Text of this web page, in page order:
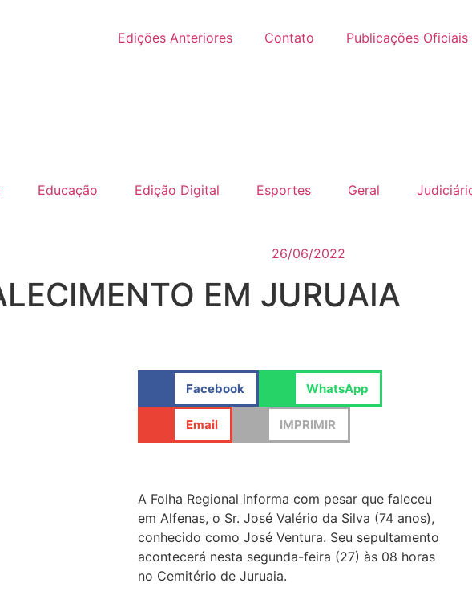
Edições Anteriores Contato
Publicações Oficiais
Educação Edição Digital Esportes Geral
26/06/2022
EM JURUAIA
Facebook WhatsApp
Email IMPRIMIR
A Folha Regional informa com pesar que faleceu
em Alfenas, o Sr. José Valério da Silva (74 anos),
conhecido como José Ventura. Seu sepultamento
acontecerá nesta segunda-feira (27) às 08 horas
no Cemitério de Juruaia.